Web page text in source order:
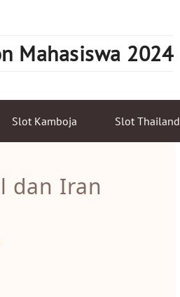
Mahasiswa 2024
Slot Kamboja Slot Thailand
dan Iran